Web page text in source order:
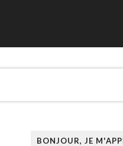
BONJOUR, JE